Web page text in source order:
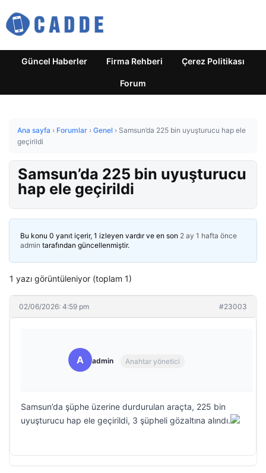
Güncel Haberler Firma Rehberi Çerez Politikası
Forum
Ana sayfa › Forumlar › Genel › Samsun’da 225 bin uyuşturucu hap ele
geçirildi
Samsun’da 225 bin uyuşturucu
hap ele geçirildi
Bu konu 0 yanıt içerir, 1 izleyen vardır ve en son 2 ay 1 hafta önce
admin tarafından güncellenmiştir.
1 yazı görüntüleniyor (toplam 1)
02/06/2026: 4:59 pm #23003
A admin Anahtar yönetici
Samsun’da şüphe üzerine durdurulan araçta, 225 bin
uyuşturucu hap ele geçirildi, 3 şüpheli gözaltına alındı.